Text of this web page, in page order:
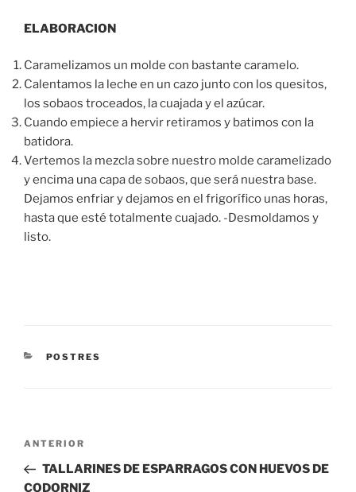
ELABORACION
Caramelizamos un molde con bastante caramelo.
Calentamos la leche en un cazo junto con los quesitos,
los sobaos troceados, la cuajada y el azúcar.
Cuando empiece a hervir retiramos y batimos con la
batidora.
Vertemos la mezcla sobre nuestro molde caramelizado
y encima una capa de sobaos, que será nuestra base.
Dejamos enfriar y dejamos en el frigorífico unas horas,
hasta que esté totalmente cuajado. -Desmoldamos y
listo.
CATEGORÍAS
POSTRES
Navegación
entradas
Entrada
anterior:
ANTERIOR
TALLARINES DE ESPARRAGOS CON HUEVOS DE
CODORNIZ